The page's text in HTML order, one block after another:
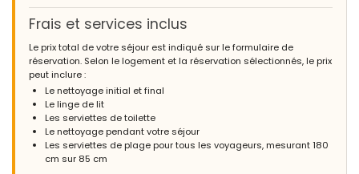
Frais et services inclus
Le prix total de votre séjour est indiqué sur le formulaire de
réservation. Selon le logement et la réservation sélectionnés, le prix
peut inclure :
Le nettoyage initial et final
Le linge de lit
Les serviettes de toilette
Le nettoyage pendant votre séjour
Les serviettes de plage pour tous les voyageurs, mesurant 180
cm sur 85 cm